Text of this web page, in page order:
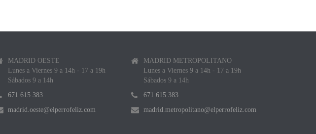
MADRID OESTE
Lunes a Viernes 9 a 14h - 17 a 19h
Sábados 9 a 14h
671 615 383
madrid.oeste@elperrofeliz.com
MADRID METROPOLITANO
Lunes a Viernes 9 a 14h - 17 a 19h
Sábados 9 a 14h
671 615 383
madrid.metropolitano@elperrofeliz.com